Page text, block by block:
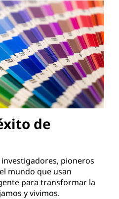
de
pioneros
mundo que usan
para transformar la
y vivimos.